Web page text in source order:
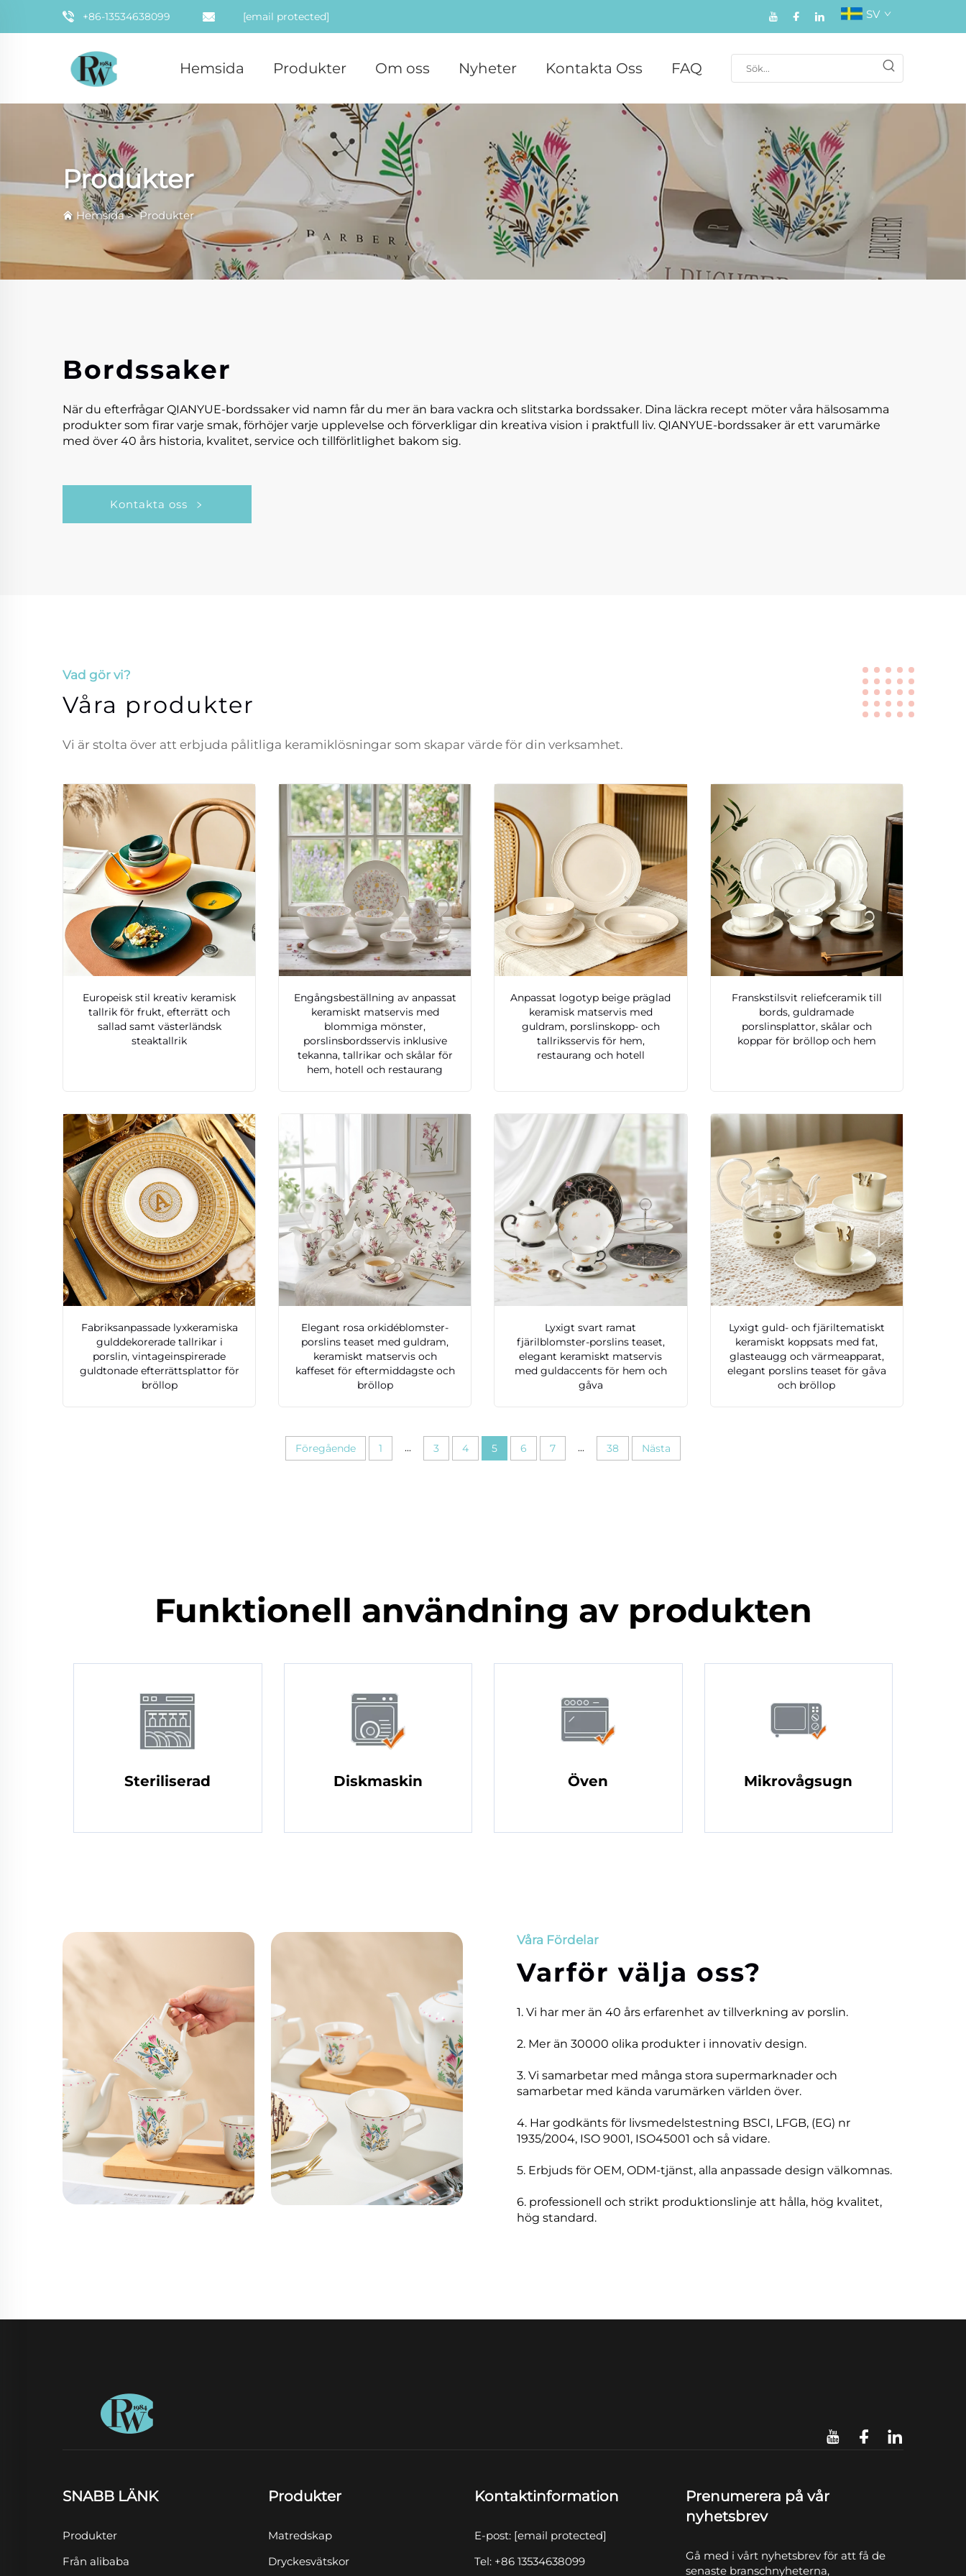
+86-13534638099 [email protected] SV
Hemsida Produkter Om oss Nyheter Kontakta Oss FAQ
Produkter
Hemsida>Produkter
Bordssaker
När du efterfrågar QIANYUE-bordssaker vid namn får du mer än bara vackra och slitstarka bordssaker. Dina läckra recept möter våra hälsosamma
produkter som firar varje smak, förhöjer varje upplevelse och förverkligar din kreativa vision i praktfull liv. QIANYUE-bordssaker är ett varumärke
med över 40 års historia, kvalitet, service och tillförlitlighet bakom sig.
Kontakta oss
Vad gör vi?
Våra produkter
Vi är stolta över att erbjuda pålitliga keramiklösningar som skapar värde för din verksamhet.
Europeisk stil kreativ keramisk
tallrik för frukt, efterrätt och
sallad samt västerländsk
steaktallrik
Engångsbeställning av anpassat
keramiskt matservis med
blommiga mönster,
porslinsbordsservis inklusive
tekanna, tallrikar och skålar för
hem, hotell och restaurang
Anpassat logotyp beige präglad
keramisk matservis med
guldram, porslinskopp- och
tallriksservis för hem,
restaurang och hotell
Franskstilsvit reliefceramik till
bords, guldramade
porslinsplattor, skålar och
koppar för bröllop och hem
Fabriksanpassade lyxkeramiska
gulddekorerade tallrikar i
porslin, vintageinspirerade
guldtonade efterrättsplattor för
bröllop
Elegant rosa orkidéblomster-
porslins teaset med guldram,
keramiskt matservis och
kaffeset för eftermiddagste och
bröllop
Lyxigt svart ramat
fjärilblomster-porslins teaset,
elegant keramiskt matservis
med guldaccents för hem och
gåva
Lyxigt guld- och fjäriltematiskt
keramiskt koppsats med fat,
glasteaugg och värmeapparat,
elegant porslins teaset för gåva
och bröllop
Föregående 1 ... 3 4 5 6 7 ... 38 Nästa
Funktionell användning av produkten
Steriliserad Diskmaskin Öven Mikrovågsugn
Våra Fördelar
Varför välja oss?
1. Vi har mer än 40 års erfarenhet av tillverkning av porslin.
2. Mer än 30000 olika produkter i innovativ design.
3. Vi samarbetar med många stora supermarknader och
samarbetar med kända varumärken världen över.
4. Har godkänts för livsmedelstestning BSCI, LFGB, (EG) nr
1935/2004, ISO 9001, ISO45001 och så vidare.
5. Erbjuds för OEM, ODM-tjänst, alla anpassade design välkomnas.
6. professionell och strikt produktionslinje att hålla, hög kvalitet,
hög standard.
SNABB LÄNK
Produkter
Från alibaba
Produkter
Matredskap
Dryckesvätskor
Kontaktinformation
E-post: [email protected]
Tel: +86 13534638099
Prenumerera på vår
nyhetsbrev
Gå med i vårt nyhetsbrev för att få de
senaste branschnyheterna,